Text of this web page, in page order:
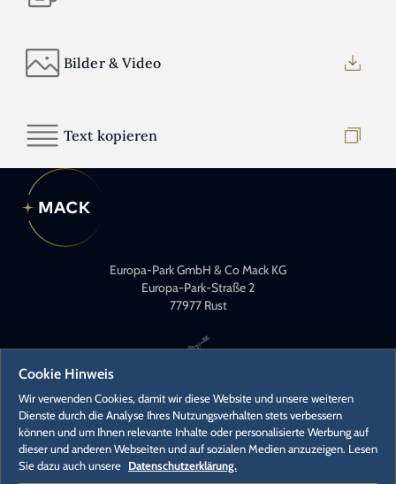
Bilder & Video
Text kopieren
Europa-Park GmbH & Co Mack KG
Europa-Park-Straße 2
77977 Rust
KONTAKT
PRESSEKONTAKTE
Cookie Hinweis
Wir verwenden Cookies, damit wir diese Website und unsere weiteren
Dienste durch die Analyse Ihres Nutzungsverhalten stets verbessern
können und um Ihnen relevante Inhalte oder personalisierte Werbung auf
dieser und anderen Webseiten und auf sozialen Medien anzuzeigen. Lesen
Sie dazu auch unsere Datenschutzerklärung.